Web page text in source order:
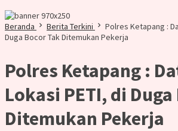
Beranda Berita Terkini
Polres Ketapang :
Duga Bocor Tak Ditemukan Pekerja
Polres Ketapang :
Lokasi PETI, di
Ditemukan Pekerja